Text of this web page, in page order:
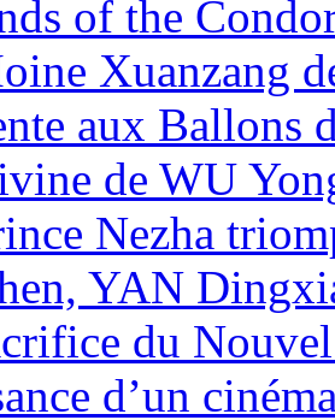
of the
Xuanzang
aux Ballons
de WU
Nezha
YAN
du
d’un